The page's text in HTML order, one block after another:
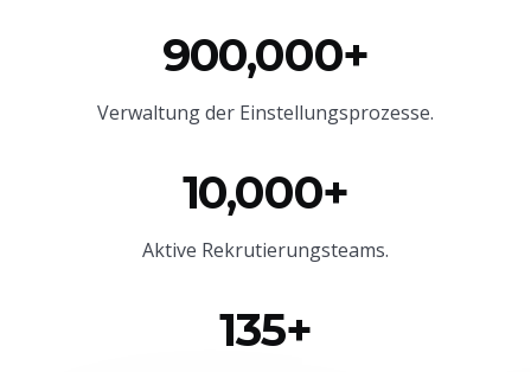
900,000+
Verwaltung der Einstellungsprozesse.
10,000+
Aktive Rekrutierungsteams.
135+